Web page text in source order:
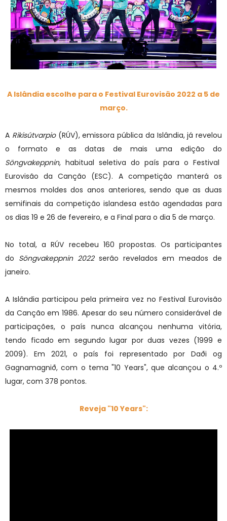
A Islândia escolhe para o Festival Eurovisão 2022 a 5 de
março.
A Rikisútvarpio(RÚV), emissora pública da Islândia, já revelou
o formato e as datas de mais uma edição do
Söngvakeppnin, habitual seletiva do país para o Festival
Eurovisão da Canção (ESC). A competição manterá os
mesmos moldes dos anos anteriores, sendo que as duas
semifinais da competição islandesa estão agendadas para
os dias 19 e 26 de fevereiro, e a Final para o dia 5 de março.
No total, a RÚV recebeu 160 propostas. Os participantes
do Söngvakeppnin 2022serão revelados em meados de
janeiro.
A Islândia participou pela primeira vez no Festival Eurovisão
da Canção em 1986. Apesar do seu número considerável de
participações, o país nunca alcançou nenhuma vitória,
tendo ficado em segundo lugar por duas vezes (1999 e
2009). Em 2021, o país foi representado por Daði og
Gagnamagnið, com o tema "10 Years", que alcançou o 4.º
lugar, com 378 pontos.
Reveja "10 Years":